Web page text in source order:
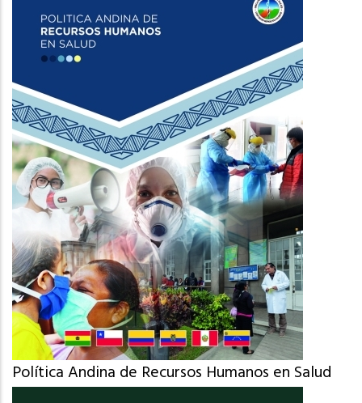
Política Andina de Recursos Humanos en Salud